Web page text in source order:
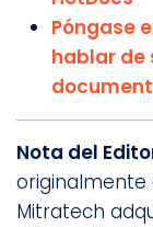
Póngase
hablar de
Nota del
originalmente
Mitratech